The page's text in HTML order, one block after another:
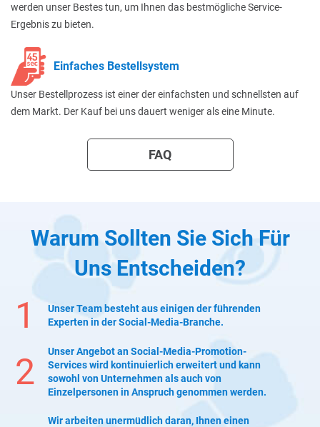
werden unser Bestes tun, um Ihnen das bestmögliche Service-
Ergebnis zu bieten.
Einfaches Bestellsystem
Unser Bestellprozess ist einer der einfachsten und schnellsten auf
dem Markt. Der Kauf bei uns dauert weniger als eine Minute.
FAQ
Warum Sollten Sie Sich Für
Uns Entscheiden?
1
Unser Team besteht aus einigen der führenden
Experten in der Social-Media-Branche.
2
Unser Angebot an Social-Media-Promotion-
Services wird kontinuierlich erweitert und kann
sowohl von Unternehmen als auch von
Einzelpersonen in Anspruch genommen werden.
Wir arbeiten unermüdlich daran, Ihnen einen